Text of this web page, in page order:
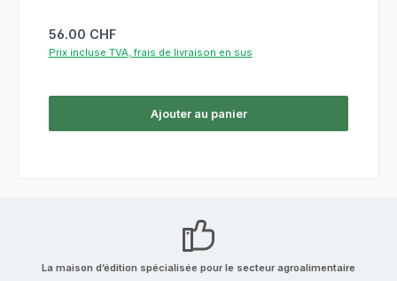
Prix régulier :
56.00 CHF
Prix incluse TVA, frais de livraison en sus
Ajouter au panier
La maison d’édition spécialisée pour le secteur agroalimentaire